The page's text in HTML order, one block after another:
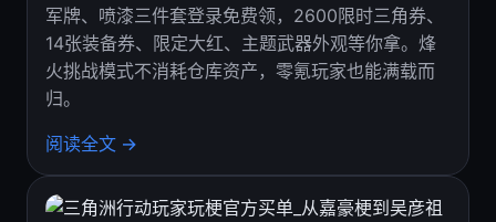
军牌、喷漆三件套登录免费领，2600限时三角券、
14张装备券、限定大红、主题武器外观等你拿。烽
火挑战模式不消耗仓库资产，零氪玩家也能满载而
归。
阅读全文 →